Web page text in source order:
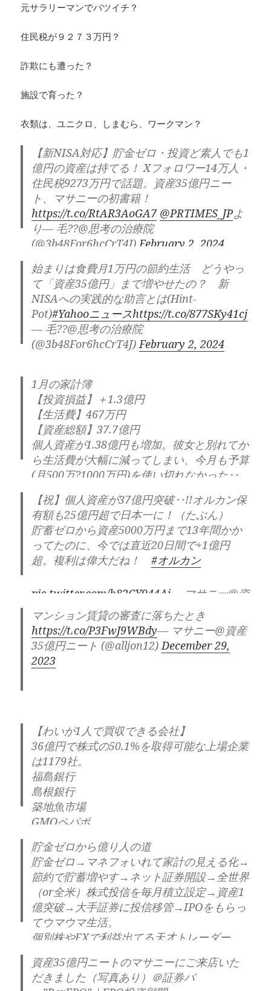
元サラリーマンでバツイチ？
住民税が９２７３万円？
詐欺にも遭った？
施設で育った？
衣類は、ユニクロ、しまむら、ワークマン？
【新NISA対応】貯金ゼロ・投資ど素人でも1
億円の資産は持てる！ Xフォロワー14万人・
住民税9273万円で話題。資産35億円ニー
ト、マサニーの初書籍！
https://t.co/RtAR3AoGA7 @PRTIMES_JPよ
り— 毛??@思考の治療院
(@3b48For6hcCrT4J) February 2, 2024
始まりは食費月1万円の節約生活 どうやっ
て「資産35億円」まで増やせたの？ 新
NISAへの実践的な助言とは(Hint-
Pot)#Yahooニュースhttps://t.co/877SKy41cj
— 毛??@思考の治療院
(@3b48For6hcCrT4J)February 2, 2024
1月の家計簿
【投資損益】＋1.3億円
【生活費】467万円
【資産総額】37.7億円
個人資産が1.38億円も増加。彼女と別れてか
ら生活費が大幅に減ってしまい、今月も予算
(月500万?1000万円)を使い切れなかった‥。
pic.twitter.com/QMPO92BUM4— マサニー
@資産35億円ニート (@alljon12)February
1, 2024
【祝】個人資産が37億円突破‥!!オルカン保
有額も25億円超で日本一に！（たぶん）
貯蓄ゼロから資産5000万円まで13年間かか
ってたのに、今では直近20日間で+1億円
超。複利は偉大だね！#オルカン
pic.twitter.com/h82CY944Ai — マサニー@資
産35億円ニート (@alljon12)
January 19,
2024
マンション賃貸の審査に落ちたとき
https://t.co/P3FwJ9WBdy— マサニー@資産
35億円ニート (@alljon12)December 29,
2023
【わいが1人で買収できる会社】
36億円で株式の50.1%を取得可能な上場企業
は1179社。
福島銀行
島根銀行
築地魚市場
GMOペパポ
ビジョナリー
リズセンス
ベガコーポレーション
今村証券
岡山製紙
旅工房‥
わいも意外といけるやん！！
https://t.co/5bhRckABl4— マサニー@資産
35億円ニート (@alljon12)December 11,
2023
貯金ゼロから億り人の道
貯金ゼロ→マネフォいれて家計の見える化→
節約で貯蓄増やす→ネット証券開設→全世界
（or全米）株式投信を毎月積立設定→資産1
億突破→大手証券に投信移管→IPOをもらっ
てウマウマ生活。
個別株やFXで利益出てる天才トレーダー
okhttps://t.co/NLCwlzPRcc— マサニー@資
産35億円ニート (@alljon12)December 7,
資産35億円ニートのマサニーにご来店いた
だきました（写真あり）＠証券バ